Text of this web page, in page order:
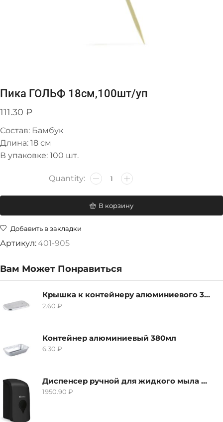
Пика ГОЛЬФ 18см,100шт/уп
111.30 ₽
Состав: Бамбук
Длина: 18 см
В упаковке: 100 шт.
В корзину
Добавить в закладки
Артикул:401-905
Вам Может Понравиться
Крышка к контейнеру алюминиевого 380мл
2.60 ₽
Контейнер алюминиевый 380мл
6.30 ₽
Диспенсер ручной для жидкого мыла Grass IT-0638, черный
1950.90 ₽